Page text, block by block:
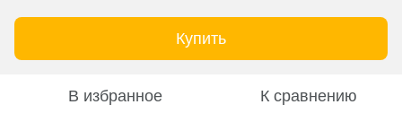
Купить
В избранное К сравнению